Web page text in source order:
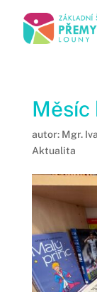
Měsíc
autor: Mgr.
Aktualita